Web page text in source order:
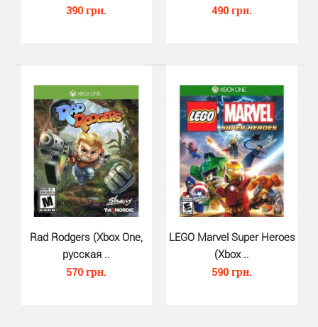
390 грн.
LEGO Harry Potter Collection Xbox One - это компиляция
из двух игр серии LEGO Harry Potter, в состав..
390 грн. 490 грн.
Rad Rodgers (Xbox One,
русская ..
570 грн.
LEGO Marvel Super Heroes
(Xbox ..
590 грн.